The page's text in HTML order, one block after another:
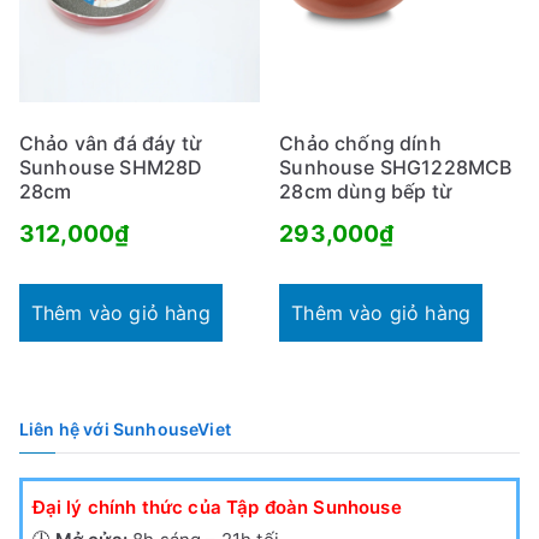
Chảo vân đá đáy từ
Sunhouse SHM28D
28cm
312,000₫
Thêm vào giỏ hàng
Chảo chống dính
Sunhouse SHG1228MCB
28cm dùng bếp từ
293,000₫
Thêm vào giỏ hàng
Liên hệ với SunhouseViet
Đại lý chính thức của Tập đoàn Sunhouse